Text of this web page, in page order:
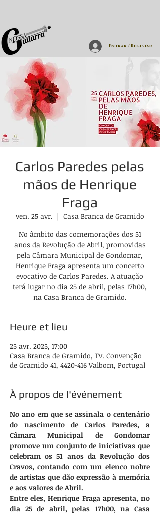
Entrar / Registar
Carlos Paredes pelas
mãos de Henrique
Fraga
ven. 25 avr.
  |
Casa Branca de Gramido
No âmbito das comemorações dos 51
anos da Revolução de Abril, promovidas
pela Câmara Municipal de Gondomar,
Henrique Fraga apresenta um concerto
evocativo de Carlos Paredes. A atuação
terá lugar no dia 25 de abril, pelas 17h00,
na Casa Branca de Gramido.
Heure et lieu
25 avr. 2025, 17:00
Casa Branca de Gramido, Tv. Convenção
de Gramido 41, 4420-416 Valbom, Portugal
À propos de l'événement
No ano em que se assinala o centenário
do nascimento de Carlos Paredes, a
Câmara Municipal de Gondomar
promove um conjunto de iniciativas que
celebram os 51 anos da Revolução dos
Cravos, contando com um elenco nobre
de artistas que dão expressão à memória
e aos valores de Abril.
Entre eles, Henrique Fraga apresenta, no
dia 25 de abril, pelas 17h00, na Casa